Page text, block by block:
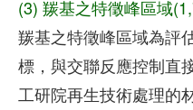
(3) 羰基之特徵峰區域
羰基之特徵峰區域為評
標，與交聯反應控制直
工研院再生技術處理的